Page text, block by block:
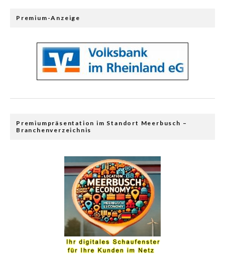
Premium-Anzeige
Premiumpräsentation im Standort Meerbusch –
Branchenverzeichnis